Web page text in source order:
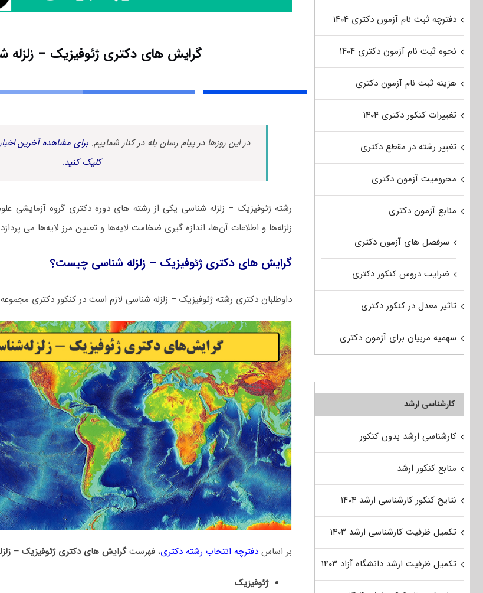
گرایش های دکتری ژﺋﻮﻓﻴﺰیک – زلزله
در این روزها در پیام رسان بله در کنار شماییم. برای مشاهده آخرین
کلیک کنید.
رشته ژﺋﻮﻓﻴﺰیک – زلزله شناسی یکی از رشته های دوره دکتری گروه آزمایشی
زلزله‌ها و اطلاعات آن‌ها، اندازه گیری ضخامت لایه‌ها و تعیین مرز لایه‌ها می
گرایش های دکتری ژﺋﻮﻓﻴﺰیک – زلزله شناسی چیست؟
داوطلبان دکتری رشته ژﺋﻮﻓﻴﺰیک – زلزله شناسی لازم است در کنکور دکتری
بر اساس دفترچه انتخاب رشته دکتری، فهرستگرایش های دکتری ژﺋﻮﻓﻴﺰیک –
ژﺋﻮﻓﻴﺰیک
دفترچه ثبت نام آزمون دکتری ۱۴۰۴
نحوه ثبت نام آزمون دکتری ۱۴۰۴
هزینه ثبت نام آزمون دکتری
تغییرات کنکور دکتری ۱۴۰۴
تغییر رشته در مقطع دکتری
محرومیت آزمون دکتری
منابع آزمون دکتری
سرفصل های آزمون دکتری
ضرایب دروس کنکور دکتری
تاثیر معدل در کنکور دکتری
سهمیه مربیان برای آزمون دکتری
کارشناسی ارشد
کارشناسی ارشد بدون کنکور
منابع کنکور ارشد
نتایج کنکور کارشناسی ارشد ۱۴۰۴
تکمیل ظرفیت کارشناسی ارشد ۱۴۰۳
تکمیل ظرفیت ارشد دانشگاه آزاد ۱۴۰۳